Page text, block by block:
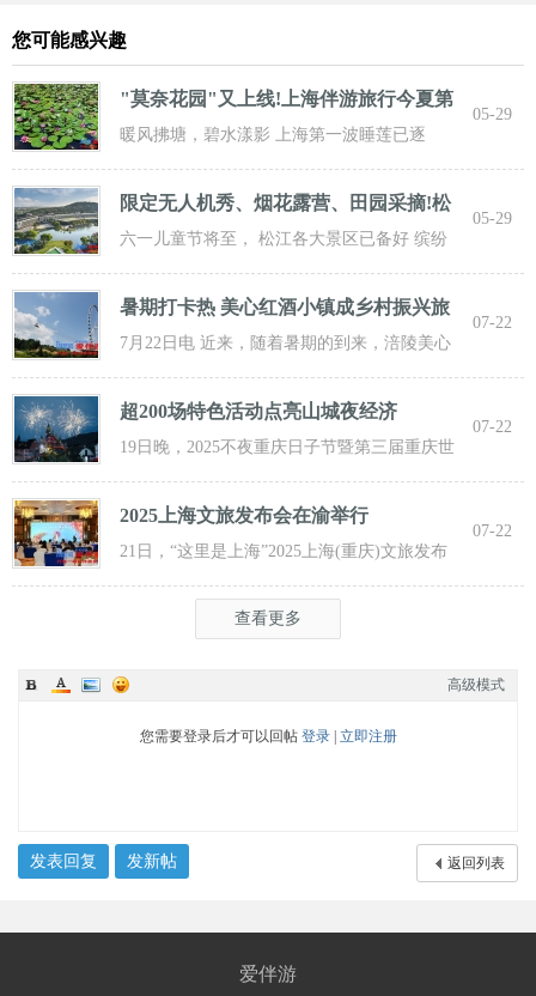
您可能感兴趣
"莫奈花园"又上线!上海伴游旅行今夏第
一波
暖风拂塘，碧水漾影 上海第一波睡莲已逐
步“复苏” 粉白嫣红的花朵浮于水面 趁花期正
05-29
限定无人机秀、烟花露营、田园采摘!松
江遛
六一儿童节将至， 松江各大景区已备好 缤纷
活动与超值福利， 从主题乐土到田园乡野，
05-29
暑期打卡热 美心红酒小镇成乡村振兴旅
游新
7月22日电 近来，随着暑期的到来，涪陵美心
红酒小镇迎来了大批游客前来打卡，
07-22
超200场特色活动点亮山城夜经济
19日晚，2025不夜重庆日子节暨第三届重庆世
界啤酒文化节发动活动在重庆市九龙坡
07-22
2025上海文旅发布会在渝举行
21日，“这里是上海”2025上海(重庆)文旅发布
会在渝举行，全方位展示上海文旅
07-22
查看更多
高级模式
您需要登录后才可以回帖 登录| 立即注册
发表回复 发新帖 返回列表
爱伴游